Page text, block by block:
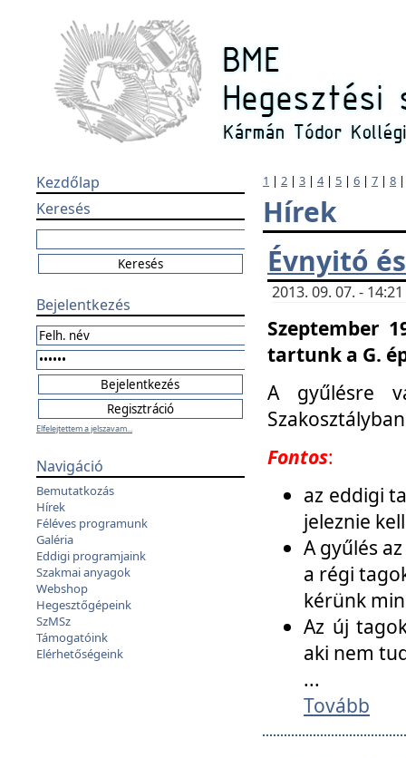
Kezdőlap
Keresés
Bejelentkezés
Elfelejtettem a jelszavam...
Navigáció
Bemutatkozás
Hírek
Féléves programunk
Galéria
Eddigi programjaink
Szakmai anyagok
Webshop
Hegesztőgépeink
SzMSz
Támogatóink
Elérhetőségeink
1 | 2 | 3 | 4| 5 | 6 | 7 | 8
Hírek
Évnyitó
2013. 09. 07. -
Szeptember
tartunk a G.
A gyűlésre
Fontos:
az eddigi
jeleznie
A gyűlés
a régi
kérünk
Az új
aki nem
...
Tovább